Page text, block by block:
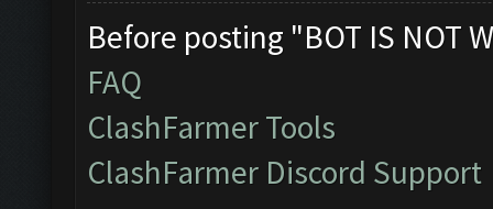
Before posting "BOT IS NOT
FAQ
ClashFarmer Tools
ClashFarmer Discord Support